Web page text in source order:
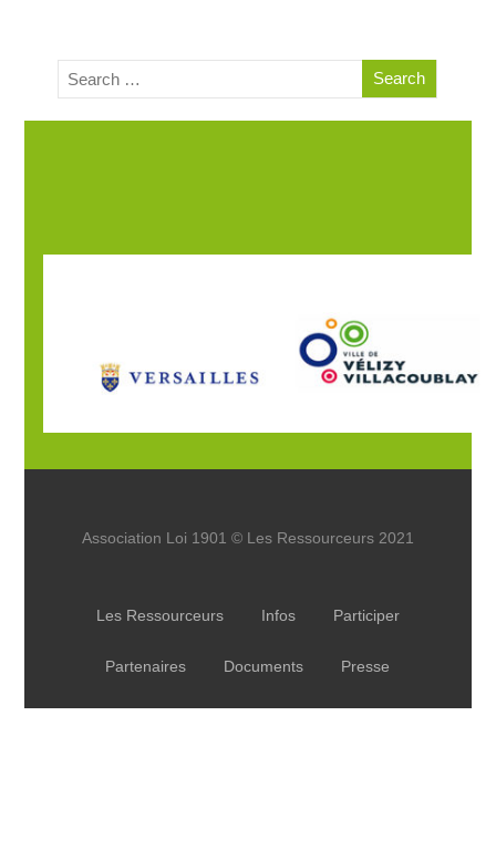
Association Loi 1901 © Les Ressourceurs 2021
Les Ressourceurs Infos Participer
Partenaires Documents Presse